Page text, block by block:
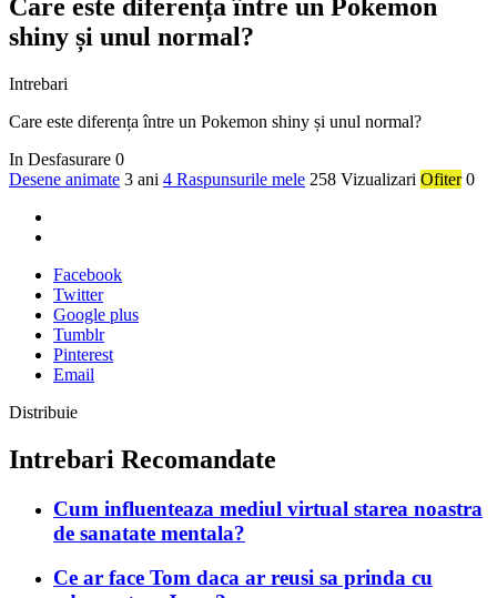
Care este diferența între un Pokemon
shiny și unul normal?
Intrebari
Care este diferența între un Pokemon shiny și unul normal?
In Desfasurare 0
Desene animate 3 ani 4 Raspunsurile mele 258 Vizualizari Ofiter 0
Facebook
Twitter
Google plus
Tumblr
Pinterest
Email
Distribuie
Intrebari Recomandate
Cum influenteaza mediul virtual starea noastra
de sanatate mentala?
Ce ar face Tom daca ar reusi sa prinda cu